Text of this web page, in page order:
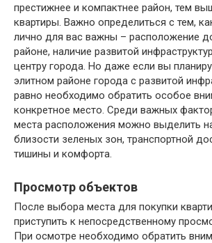
престижнее и компактнее район, тем
квартиры. Важно определиться с тем,
лично для вас важны – расположение
районе, наличие развитой
центру города. Но даже если вы
элитном районе города с развитой
равно необходимо обратить особое
конкретное место. Среди важных
места расположения можно выделить
близости зеленых зон, транспортной
тишины и комфорта.
Просмотр объектов
После выбора места для покупки
приступить к непосредственному
При осмотре необходимо обратить